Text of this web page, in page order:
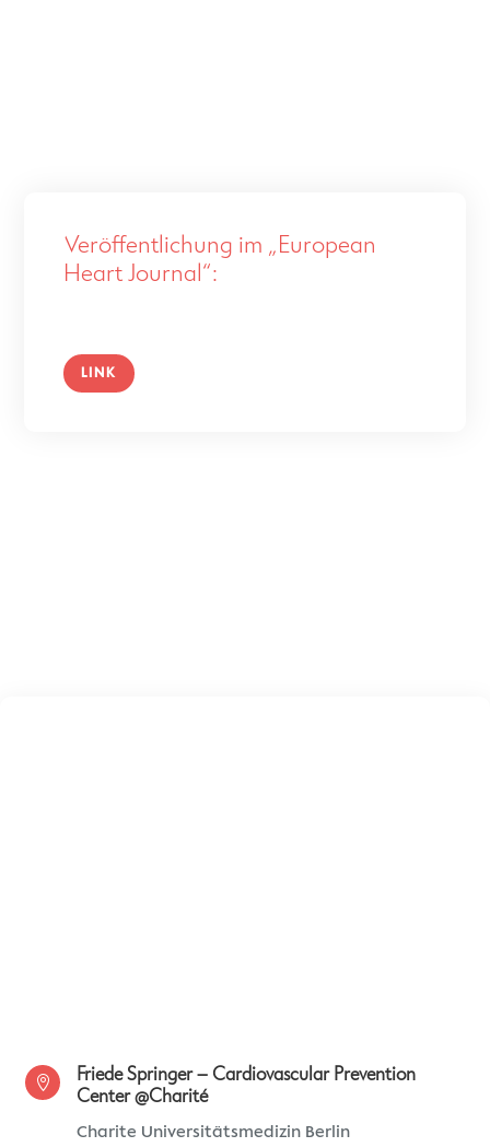
Veröffentlichung im „European
Heart Journal“:
LINK

Friede Springer – Cardiovascular Prevention
Center @Charité
Charite Universitätsmedizin Berlin